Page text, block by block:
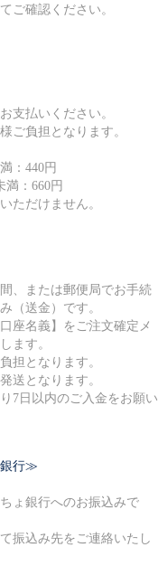
ご確認ください。
支払いください。
ご負担となります。
：440円
満：660円
ただけません。
、または郵便局でお手続
（送金）です。
座名義】をご注文確定メ
ます。
負担となります。
送となります。
7日以内のご入金をお願い
行≫
ょ銀行へのお振込みで
振込み先をご連絡いたし